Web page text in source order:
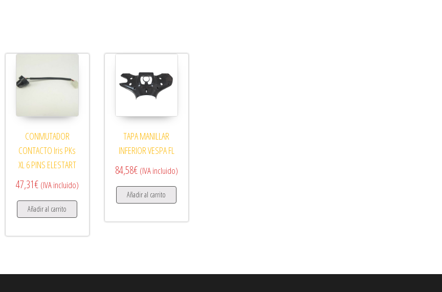
CONMUTADOR
CONTACTO Iris PKs
XL 6 PINS ELESTART
47,31€ (IVA incluido)
Añadir al carrito
TAPA MANILLAR
INFERIOR VESPA FL
84,58€ (IVA incluido)
Añadir al carrito